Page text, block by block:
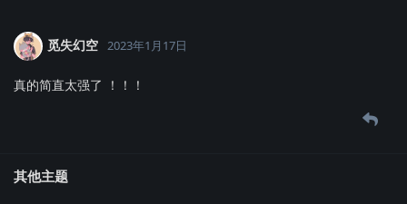
觅失幻空 2023年1月17日
真的简直太强了 ！！！
其他主题